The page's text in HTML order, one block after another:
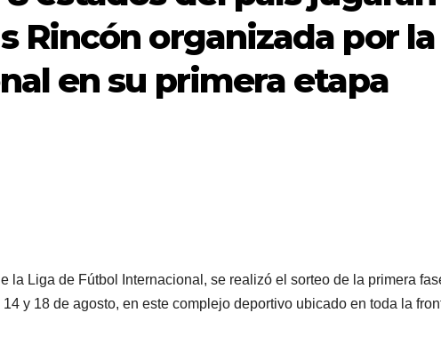
Rincón organizada por la
en su primera etapa
la Liga de Fútbol Internacional, se realizó el sorteo de la primera
y 18 de agosto, en este complejo deportivo ubicado en toda la